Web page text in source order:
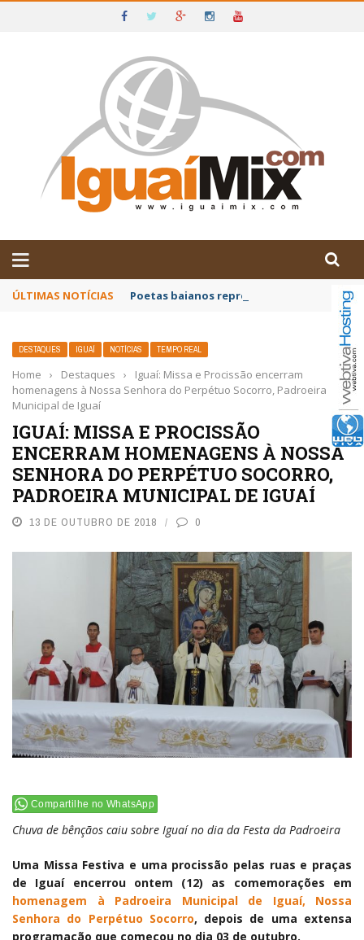
IGUAÍ E SUDOESTE DA BAHIA
ÚLTIMAS NOTÍCIAS Poetas baianos representam o Brasil no
DESTAQUES IGUAÍ NOTÍCIAS TEMPO REAL
Home › Destaques ›
Iguaí: Missa e Procissão encerram
homenagens à Nossa Senhora do Perpétuo Socorro, Padroeira
Municipal de Iguaí
IGUAÍ: MISSA E PROCISSÃO
ENCERRAM HOMENAGENS À NOSSA
SENHORA DO PERPÉTUO SOCORRO,
PADROEIRA MUNICIPAL DE IGUAÍ
13 DE OUTUBRO DE 2018 0
Compartilhe no WhatsApp
Chuva de bênçãos caiu sobre Iguaí no dia da Festa da Padroeira
Uma Missa Festiva e uma procissão pelas ruas e praças
de Iguaí encerrou ontem (12) as comemorações em
homenagem à Padroeira Municipal de Iguaí, Nossa
Senhora do Perpétuo Socorro, depois de uma extensa
programação que começou no dia 03 de outubro.